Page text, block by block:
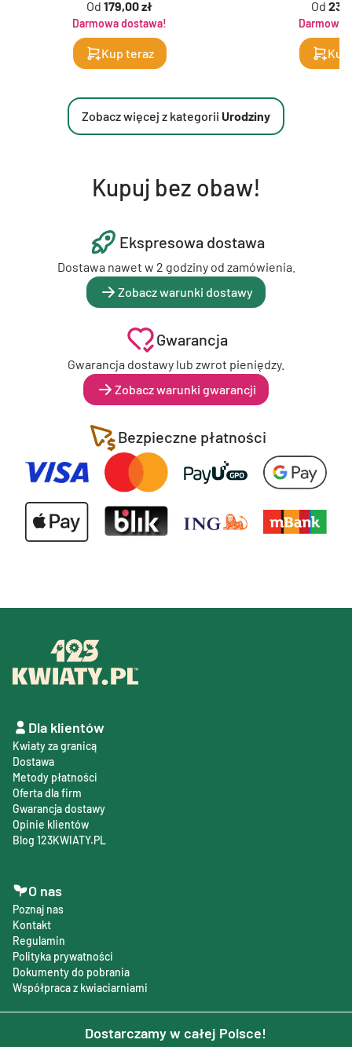
Od 179,00 zł
Darmowa dostawa!
Kup teraz
Od
Darmowa
Zobacz więcej z kategorii Urodziny
Kupuj bez obaw!
Ekspresowa dostawa
Dostawa nawet w 2 godziny od zamówienia.
Zobacz warunki dostawy
Gwarancja
Gwarancja dostawy lub zwrot pieniędzy.
Zobacz warunki gwarancji
Bezpieczne płatności
Dla klientów
Kwiaty za granicą
Dostawa
Metody płatności
Oferta dla firm
Gwarancja dostawy
Opinie klientów
Blog 123KWIATY.PL
O nas
Poznaj nas
Kontakt
Regulamin
Polityka prywatności
Dokumenty do pobrania
Współpraca z kwiaciarniami
Dostarczamy w całej Polsce!